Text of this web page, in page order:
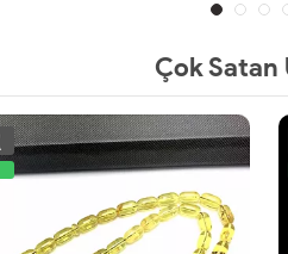
Çok Satan